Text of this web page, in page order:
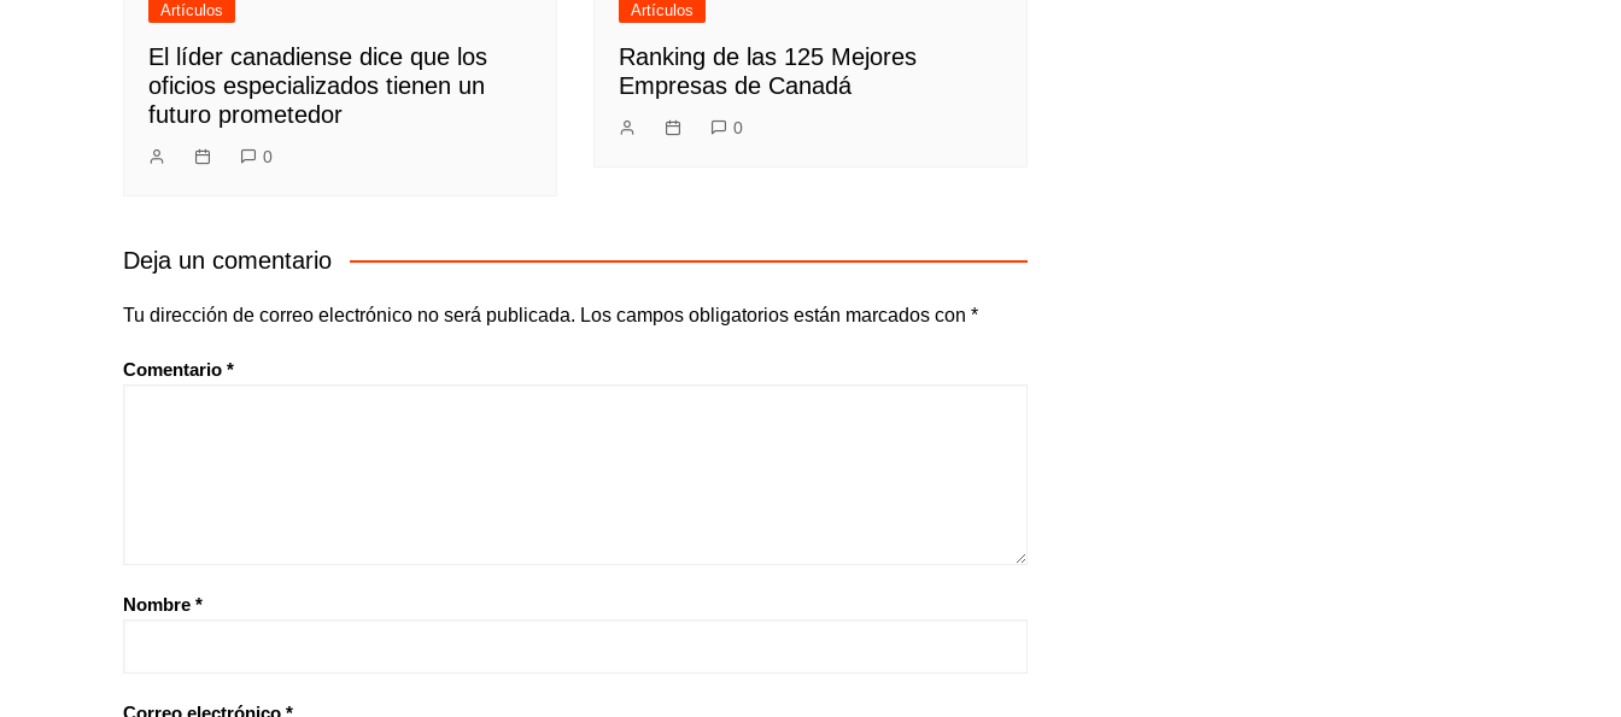
Artículos
El líder canadiense dice que los
oficios especializados tienen un
futuro prometedor
0
Artículos
Ranking de las 125 Mejores
Empresas de Canadá
0
Deja un comentario
Tu dirección de correo electrónico no será publicada. Los campos obligatorios están marcados con *
Comentario *
Nombre *
Correo electrónico *